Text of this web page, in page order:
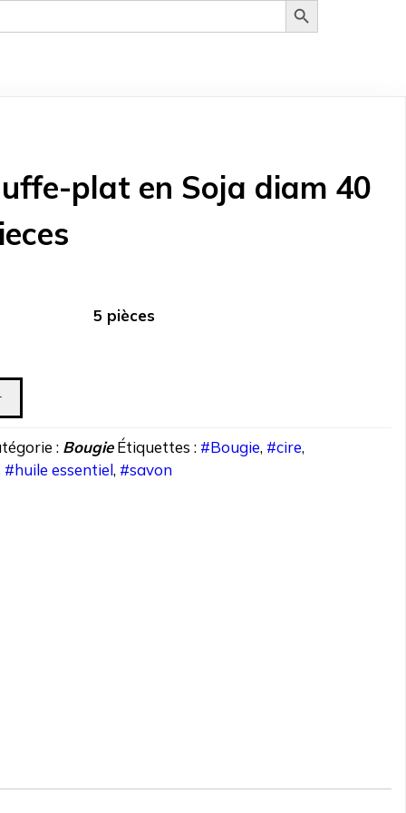
plat en Soja diam 40
5 pièces
: Bougie Étiquettes : #Bougie, #cire,
#huile essentiel, #savon